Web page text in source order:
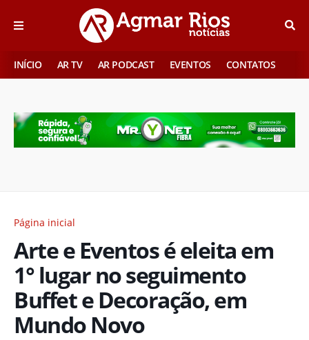
INÍCIO AR TV AR PODCAST EVENTOS CONTATOS
Página inicial
Arte e Eventos é eleita em
1° lugar no seguimento
Buffet e Decoração, em
Mundo Novo